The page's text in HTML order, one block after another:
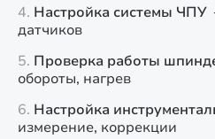
Настройка системы ЧПУ
датчиков
Проверка работы
обороты, нагрев
Настройка
измерение, коррекции